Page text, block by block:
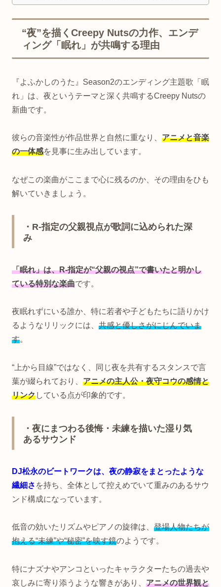
“夜”を描くCreepy Nutsの力作、エンデ
ィング「眠れ」が共鳴する理由
『よふかしのうた』Season2のエンディング主題歌「眠
れ」は、夜というテーマと深く共鳴するCreepy Nutsの
新曲です。
彼らの音楽性が作品世界と自然に重なり、 アニメと音楽
の一体感を見事に生み出しています。
なぜこの楽曲がここまで心に残るのか、その理由をひも
解いていきましょう。
・R‑指定の父親視点が歌詞に込められた深
み
「眠れ」は、R-指定が“父親の視点”で書いたと明かし
ている特別な楽曲です。
夜眠れずにいる誰か、特に若者や子どもたちに語りかけ
るようなリリックには、 共感と優しさがにじんでいま
す。
“上から目線”ではなく、同じ夜を共有するスタンスで言
葉が綴られており、 アニメの主人公・夜守コウの感情と
リンクしている点が印象的です。
・夜にまつわる後悔・未練を描いた湿り気
あるサウンド
DJ松永のビートワークは、夜の静寂をまとったような
繊細さ を持ち、全体として控えめでいて重みのあるサウ
ンド構成になっています。
低音の効いたリズムやピアノの旋律は、 登場人物たちが
抱える“未練”や“秘密”を映す鏡のようです。
特にナズナやアンコといったキャラクターたちの過去や
哀しみに寄り添うような響きがあり、 アニメの世界観と